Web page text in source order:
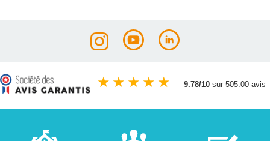
★ ★ ★ ★ ★ 9.78/10 sur 505.00 avis